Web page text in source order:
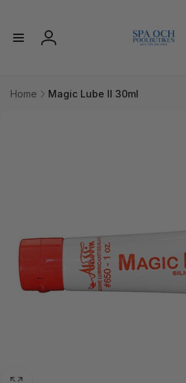
innehåll
Logga
Home
Magic Lube II 30ml